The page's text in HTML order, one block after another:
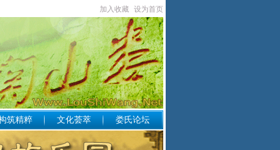
加入收藏 设为首页
筑精粹 文化荟萃 娄氏论坛